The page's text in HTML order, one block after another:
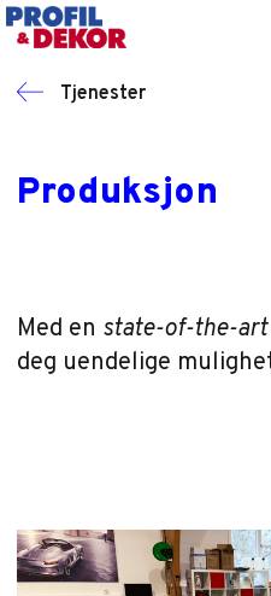
Hopp
til
primær
Hopp
til
hovedinnhold
Hopp
til
primært
Hopp
til
bunntekst
&
Dekor
av
veifinning-
det
profesjonelle
markedet
Tjenester
Produksjon
Med en state-of-the-art
deg uendelige